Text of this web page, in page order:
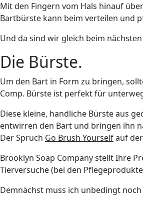
Mit den Fingern vom Hals hinauf
Bartbürste kann beim verteilen und
Und da sind wir gleich beim nächsten
Die Bürste.
Um den Bart in Form zu bringen,
Comp. Bürste ist perfekt für
Diese kleine, handliche Bürste aus
entwirren den Bart und bringen ihn
Der Spruch Go Brush Yourselfauf
Brooklyn Soap Company stellt Ihre
Tierversuche (bei den
Demnächst muss ich unbedingt